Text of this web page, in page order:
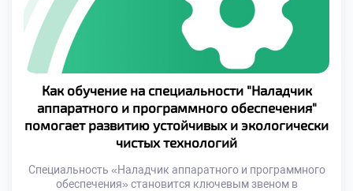
Как обучение на специальности "Наладчик
аппаратного и программного обеспечения"
помогает развитию устойчивых и экологически
чистых технологий
Специальность «Наладчик аппаратного и программного
обеспечения» становится ключевым звеном в